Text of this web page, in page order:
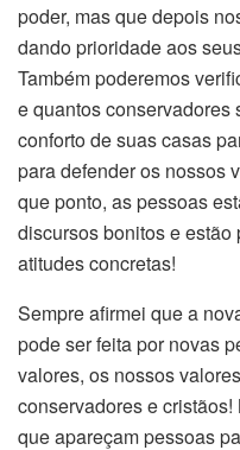
poder, mas que depois
dando prioridade aos
Também poderemos
e quantos conservadores
conforto de suas casas
para defender os nossos
que ponto, as pessoas
discursos bonitos e
atitudes concretas!
Sempre afirmei que a
pode ser feita por novas
valores, os nossos
conservadores e
que apareçam pessoas